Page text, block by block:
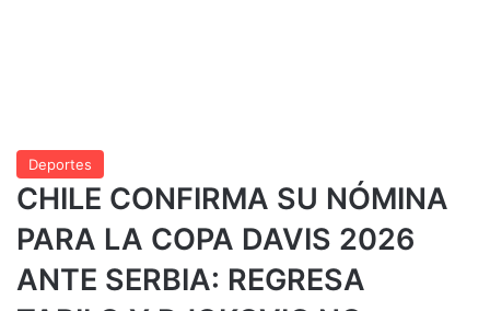
Deportes
CHILE CONFIRMA SU NÓMINA
PARA LA COPA DAVIS 2026
ANTE SERBIA: REGRESA